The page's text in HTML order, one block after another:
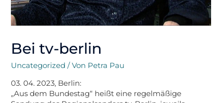
Bei tv-berlin
Uncategorized / Von Petra Pau
03. 04. 2023, Berlin:
„Aus dem Bundestag“ heißt eine regelmäßige